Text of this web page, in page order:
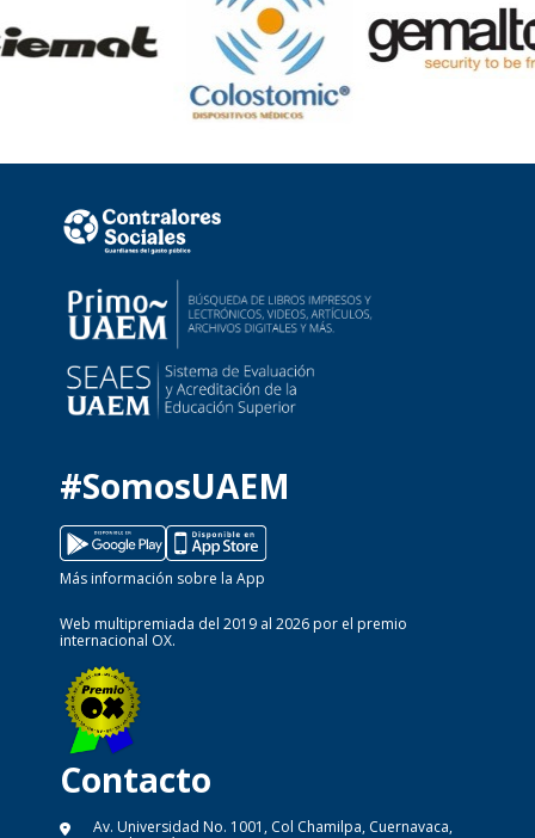
#SomosUAEM
Más información sobre la App
Web multipremiada del 2019 al 2026 por el premio
internacional OX.
Contacto
Av. Universidad No. 1001, Col Chamilpa, Cuernavaca,